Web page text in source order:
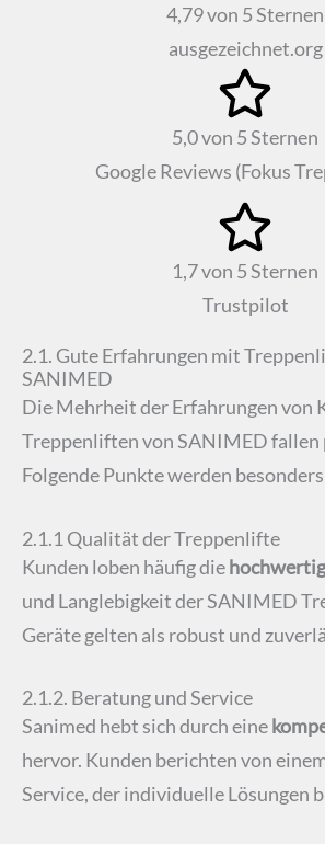
4,79 von 5 Sternen
ausgezeichnet.org
5,0 von 5 Sternen
Google Reviews (Fokus
1,7 von 5 Sternen
Trustpilot
2.1. Gute Erfahrungen mit
SANIMED
Die Mehrheit der Erfahrungen von
Treppenliften von SANIMED fallen
Folgende Punkte werden
2.1.1 Qualität der Treppenlifte
Kunden loben häufig die
und Langlebigkeit der SANIMED
Geräte gelten als robust und
2.1.2. Beratung und Service
Sanimed hebt sich durch eine
hervor. Kunden berichten von
Service, der individuelle Lösungen